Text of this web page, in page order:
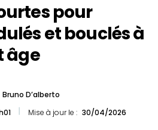
pour
et bouclés à
âge
Bruno D’alberto
Mise à jour le : 30/04/2026